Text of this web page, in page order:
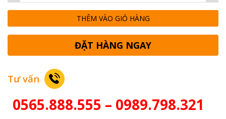
THÊM VÀO GIỎ HÀNG
ĐẶT HÀNG NGAY
Tư vấn
0565.888.555 – 0989.798.321